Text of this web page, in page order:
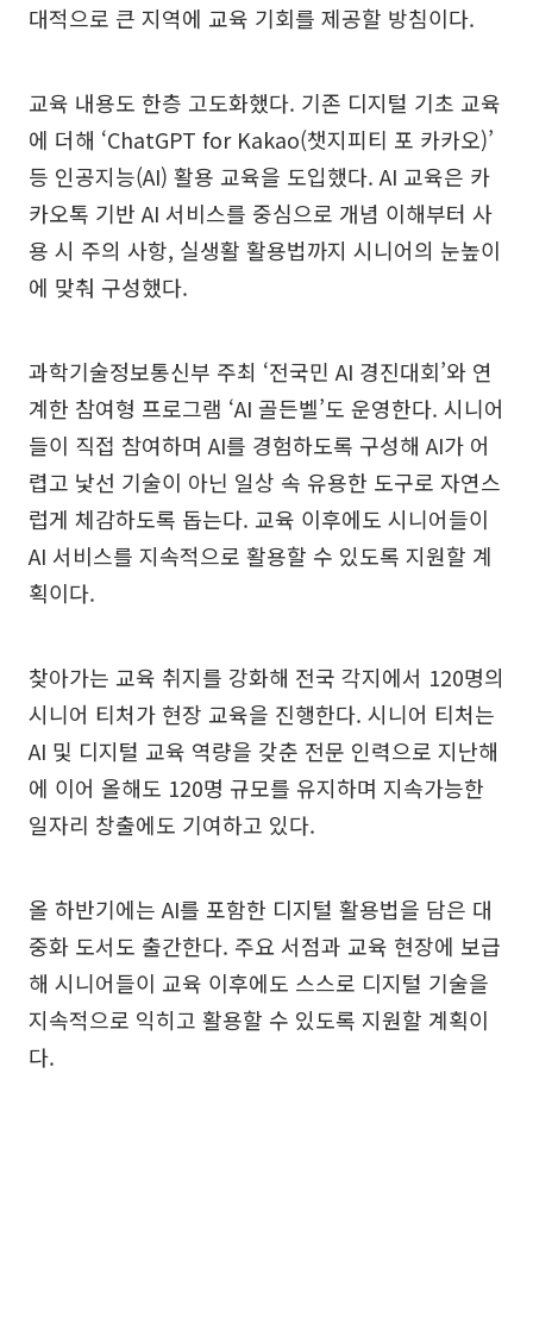
대적으로 큰 지역에 교육 기회를 제공할 방침이다.
교육 내용도 한층 고도화했다. 기존 디지털 기초 교육
에 더해 ‘ChatGPT for Kakao(챗지피티 포 카카오)’
등 인공지능(AI) 활용 교육을 도입했다. AI 교육은 카
카오톡 기반 AI 서비스를 중심으로 개념 이해부터 사
용 시 주의 사항, 실생활 활용법까지 시니어의 눈높이
에 맞춰 구성했다.
과학기술정보통신부 주최 ‘전국민 AI 경진대회’와 연
계한 참여형 프로그램 ‘AI 골든벨’도 운영한다. 시니어
들이 직접 참여하며 AI를 경험하도록 구성해 AI가 어
렵고 낯선 기술이 아닌 일상 속 유용한 도구로 자연스
럽게 체감하도록 돕는다. 교육 이후에도 시니어들이
AI 서비스를 지속적으로 활용할 수 있도록 지원할 계
획이다.
찾아가는 교육 취지를 강화해 전국 각지에서 120명의
시니어 티처가 현장 교육을 진행한다. 시니어 티처는
AI 및 디지털 교육 역량을 갖춘 전문 인력으로 지난해
에 이어 올해도 120명 규모를 유지하며 지속가능한
일자리 창출에도 기여하고 있다.
올 하반기에는 AI를 포함한 디지털 활용법을 담은 대
중화 도서도 출간한다. 주요 서점과 교육 현장에 보급
해 시니어들이 교육 이후에도 스스로 디지털 기술을
지속적으로 익히고 활용할 수 있도록 지원할 계획이
다.